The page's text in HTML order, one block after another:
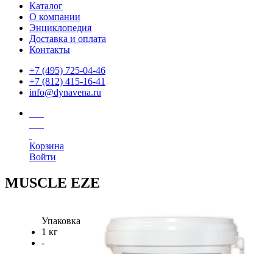
Каталог
О компании
Энциклопедия
Доставка и оплата
Контакты
+7 (495) 725-04-46
+7 (812) 415-16-41
info@dynavena.ru
Корзина
Войти
MUSCLE EZE
Упаковка
1 кг
-